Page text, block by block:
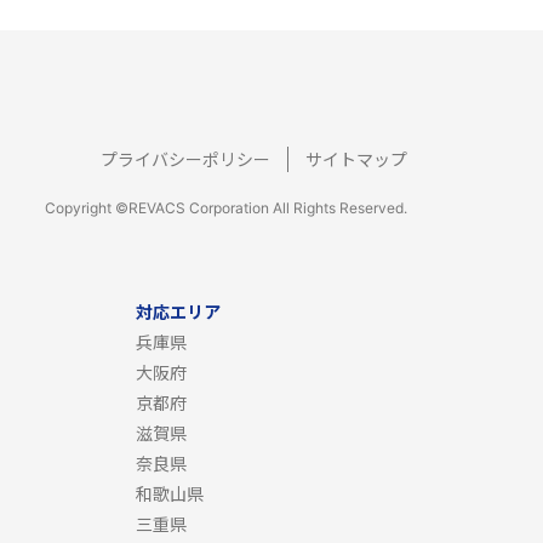
プライバシーポリシー サイトマップ
Copyright ©REVACS Corporation All Rights Reserved.
対応エリア
兵庫県
大阪府
京都府
滋賀県
奈良県
和歌山県
三重県